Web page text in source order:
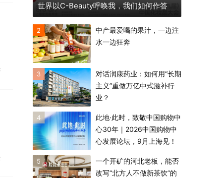
世界以C-Beauty呼唤我，我们如何作答
2
中产最爱喝的果汁，一边注
水一边狂奔
3
对话润康药业：如何用“长期
主义”重做万亿中式滋补行
业？
4
此地·此时，致敬中国购物中
心30年｜2026中国购物中
心发展论坛，9月上海见！
5
一个开矿的河北老板，能否
改写“北方人不做新茶饮”的